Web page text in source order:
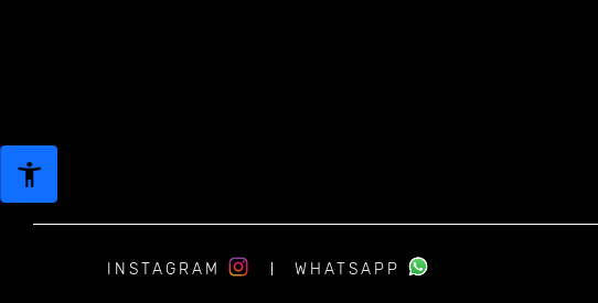
WHATSAPP
INSTAGRAM